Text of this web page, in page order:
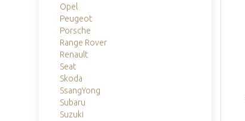
Opel
Peugeot
Porsche
Range Rover
Renault
Seat
Skoda
SsangYong
Subaru
Suzuki